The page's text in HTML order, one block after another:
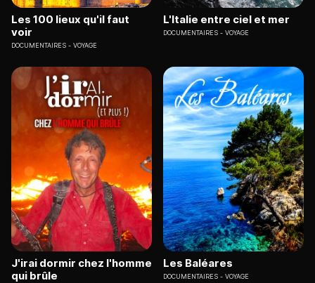
Les 100 lieux qu'il faut
voir
DOCUMENTAIRES VOYAGE
L'Italie entre ciel et mer
DOCUMENTAIRES VOYAGE
J'irai dormir chez l'homme
qui brûle
Les Baléares
DOCUMENTAIRES VOYAGE